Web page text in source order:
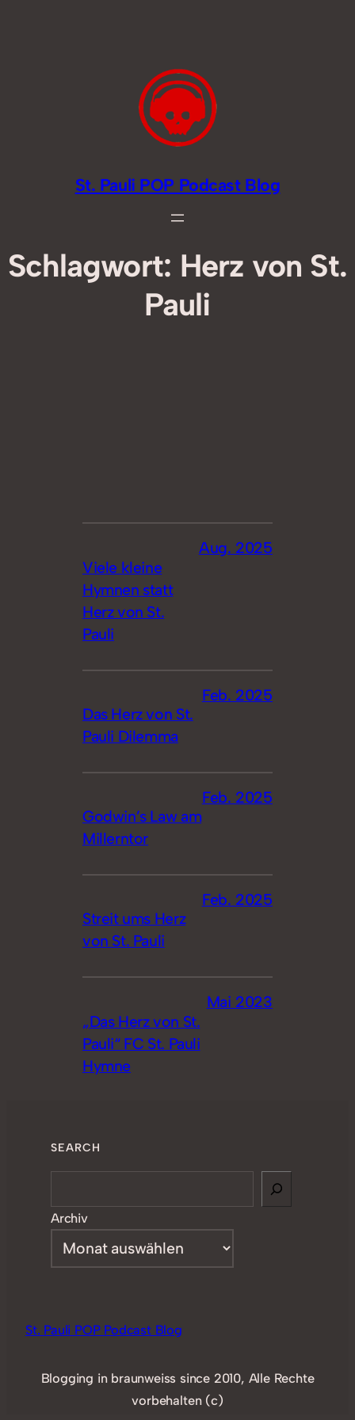
St. Pauli POP Podcast Blog
Schlagwort: Herz von St.
Pauli
Viele kleine
Hymnen statt
Herz von St.
Pauli
Aug. 2025
Das Herz von St.
Pauli Dilemma
Feb. 2025
Godwin’s Law am
Millerntor
Feb. 2025
Streit ums Herz
von St. Pauli
Feb. 2025
„Das Herz von St.
Pauli“ FC St. Pauli
Hymne
Mai 2023
SEARCH
Archiv
St. Pauli POP Podcast Blog
Blogging in braunweiss since 2010, Alle Rechte
vorbehalten (c)